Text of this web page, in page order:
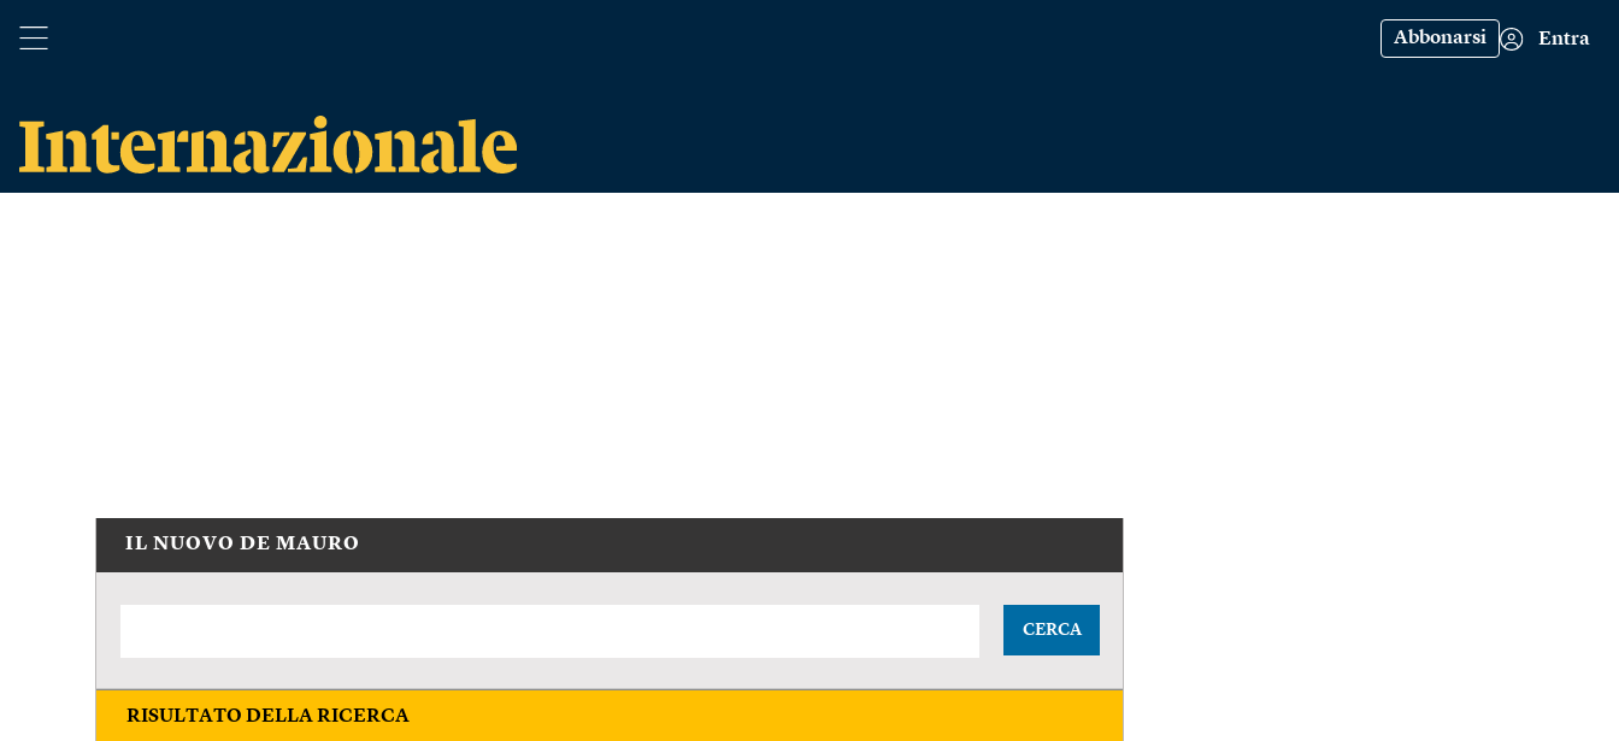
Abbonarsi Entra
IL NUOVO DE MAURO
CERCA
RISULTATO DELLA RICERCA